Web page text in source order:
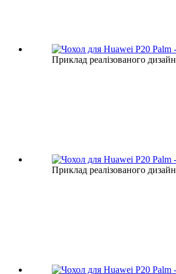
Приклад реалізованого
Приклад реалізованого